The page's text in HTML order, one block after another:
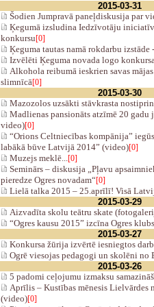
2015-03-31
Šodien Jumpravā paneļdiskusija par
Ķegumā izsludina Iedzīvotāju
konkursu[0]
Ķeguma tautas namā rokdarbu izstāde
Izvēlēti Ķeguma novada logo
Alkohola reibumā ieskrien savas
slimnīcā[0]
2015-03-30
Mazozolos uzsākti stāvkrasta
Madlienas pansionāts atzīmē 20
video)[0]
“Orions Celtniecības kompānija”
labākā būve Latvijā 2014” (video)[0]
Muzejs meklē...[0]
Seminārs – diskusija „Pļavu
pieredze Ogres novadam“[0]
Lielā talka 2015 – 25.aprīlī! Visā
2015-03-29
Aizvadīta skolu teātru skate
“Ogres kausu 2015” izcīna Ogres
2015-03-27
Konkursa žūrija izvērtē iesniegtos
Ogrē viesojas pedagogi un skolēni
2015-03-26
5 padomi ceļojumu izmaksu
Aprīlis – Kustības mēnesis Lielvārdes
(video)[0]